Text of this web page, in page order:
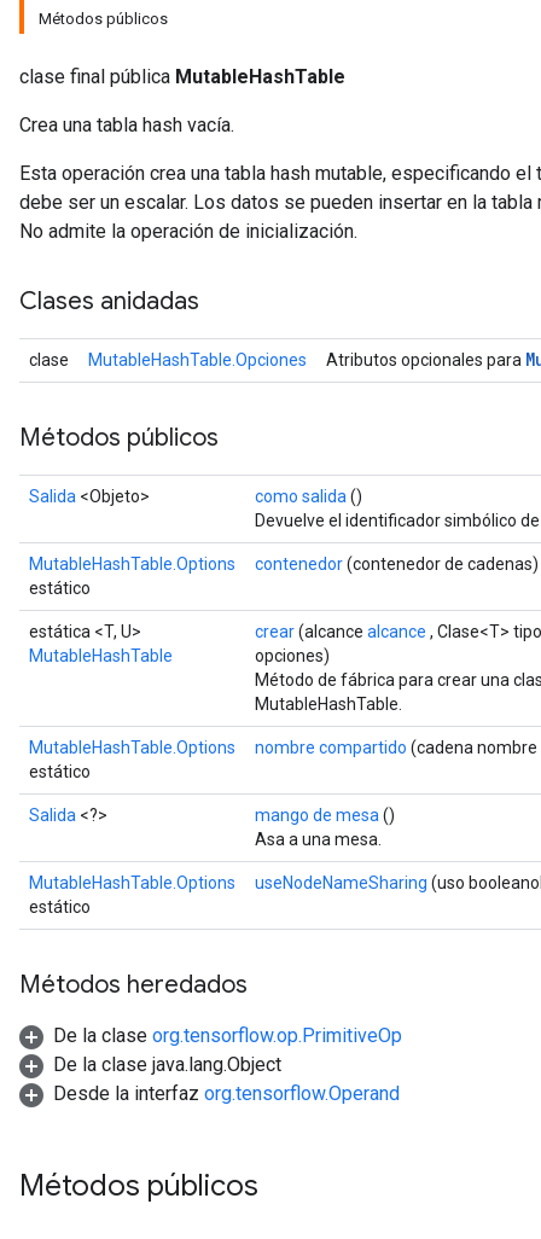
Métodos públicos
clase final pública MutableHashTable
Crea una tabla hash vacía.
Esta operación crea una tabla hash mutable, especificando
debe ser un escalar. Los datos se pueden insertar en la
No admite la operación de inicialización.
Clases anidadas
clase MutableHashTable.Opciones Atributos opcionales para
Métodos públicos
Salida <Objeto> como salida ()
Devuelve el identificador simbólico
MutableHashTable.Options
estático
contenedor(contenedor de cadenas)
estática <T, U>
MutableHashTable
crear(alcance alcance , Clase<T>
opciones)
Método de fábrica para crear una
MutableHashTable.
MutableHashTable.Options
estático
nombre compartido (cadena
Salida <?> mango de mesa ()
Asa a una mesa.
MutableHashTable.Options
estático
useNodeNameSharing (uso
Métodos heredados
De la clase org.tensorflow.op.PrimitiveOp
De la clase java.lang.Object
Desde la interfaz org.tensorflow.Operand
Métodos públicos